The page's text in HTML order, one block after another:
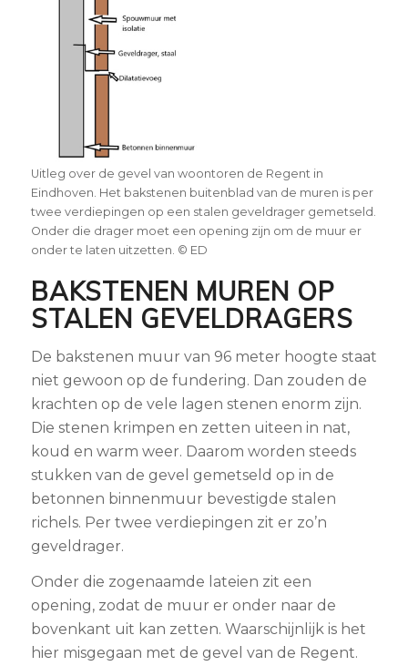
Uitleg over de gevel van woontoren de Regent in
Eindhoven. Het bakstenen buitenblad van de muren is per
twee verdiepingen op een stalen geveldrager gemetseld.
Onder die drager moet een opening zijn om de muur er
onder te laten uitzetten. © ED
BAKSTENEN MUREN OP
STALEN GEVELDRAGERS
De bakstenen muur van 96 meter hoogte staat
niet gewoon op de fundering. Dan zouden de
krachten op de vele lagen stenen enorm zijn.
Die stenen krimpen en zetten uiteen in nat,
koud en warm weer. Daarom worden steeds
stukken van de gevel gemetseld op in de
betonnen binnenmuur bevestigde stalen
richels. Per twee verdiepingen zit er zo’n
geveldrager.
Onder die zogenaamde lateien zit een
opening, zodat de muur er onder naar de
bovenkant uit kan zetten. Waarschijnlijk is het
hier misgegaan met de gevel van de Regent.